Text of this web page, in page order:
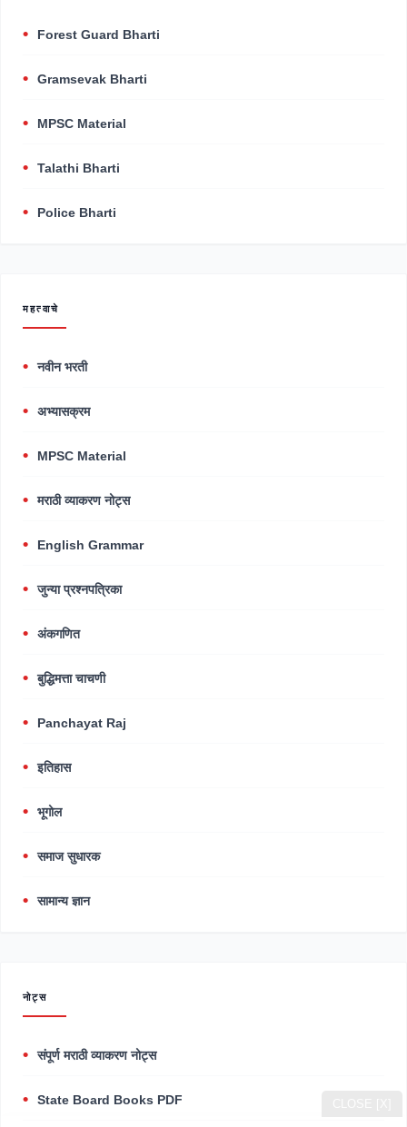
Forest Guard Bharti
Gramsevak Bharti
MPSC Material
Talathi Bharti
Police Bharti
महत्वाचे
नवीन भरती
अभ्यासक्रम
MPSC Material
मराठी व्याकरण नोट्स
English Grammar
जुन्या प्रश्नपत्रिका
अंकगणित
बुद्धिमत्ता चाचणी
Panchayat Raj
इतिहास
भूगोल
समाज सुधारक
सामान्य ज्ञान
नोट्स
संपूर्ण मराठी व्याकरण नोट्स
State Board Books PDF